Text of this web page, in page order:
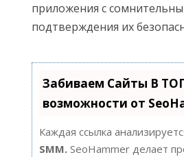
приложения с
подтверждения их
Забиваем Сайты В
возможности от
Каждая ссылка
SMM.SeoHammer делает